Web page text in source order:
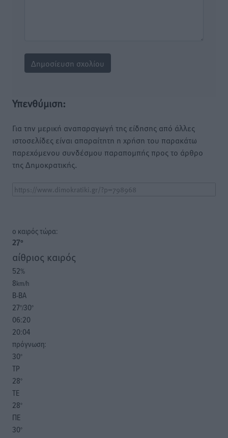
Υπενθύμιση:
Για την μερική αναπαραγωγή της είδησης από άλλες
ιστοσελίδες είναι απαραίτητη η χρήση του παρακάτω
παρεχόμενου συνδέσμου παραπομπής προς το άρθρο
της Δημοκρατικής.
o καιρός τώρα:
27°
αίθριος καιρός
52%
8km/h
Β-ΒΑ
27°/30°
06:20
20:04
πρόγνωση:
30°
ΤΡ
28°
ΤΕ
28°
ΠΕ
30°